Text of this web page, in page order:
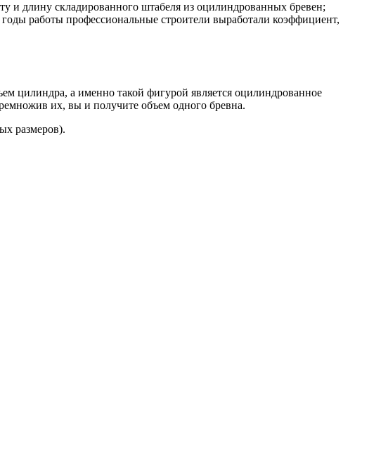
и длину складированного штабеля из оцилиндрованных бревен;
годы работы профессиональные строители выработали коэффициент,
цилиндра, а именно такой фигурой является оцилиндрованное
их, вы и получите объем одного бревна.
размеров).